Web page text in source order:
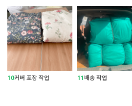
10커버 포장 작업 11 배송 작업